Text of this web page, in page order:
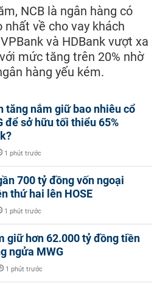
NCB là ngân hàng có
về cho vay khách
và HDBank vượt xa
mức tăng trên 20% nhờ
hàng yếu kém.
tăng nắm giữ bao nhiêu cổ
để sở hữu tối thiểu 65%
1 phút trước
700 tỷ đồng vốn ngoại
thứ hai lên HOSE
1 phút trước
giữ hơn 62.000 tỷ đồng tiền
ngửa MWG
1 phút trước